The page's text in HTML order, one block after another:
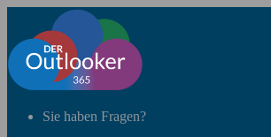
Sie haben Fragen?